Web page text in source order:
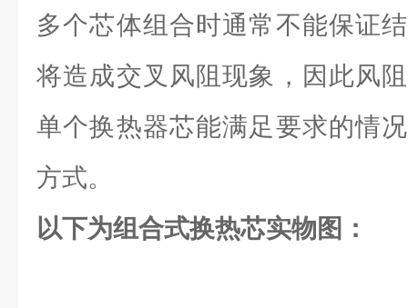
多个芯体组合时通常不能保证
将造成交叉风阻现象，因此风
单个换热器芯能满足要求的情
方式。
以下为组合式换热芯实物图：